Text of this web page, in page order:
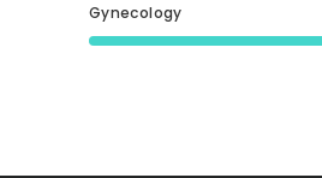
Gynecology